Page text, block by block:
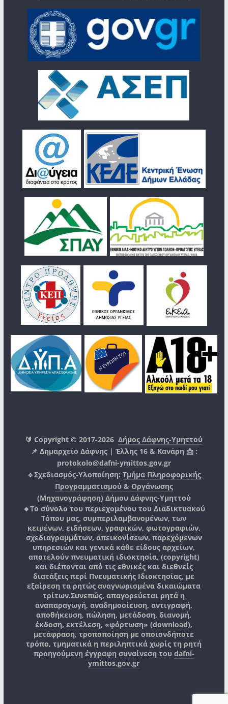
🔰 Copyright © 2017-2026Δήμος Δάφνης-Υμηττού
📌 Δημαρχείο Δάφνης | Έλλης 16 & Κανάρη 📩 :
protokolo@dafni-ymittos.gov.gr
🔹Σχεδιασμός-Υλοποίηση: Τμήμα Πληροφορικής
Προγραμματισμού & Οργάνωσης
(Μηχανογράφηση) Δήμου Δάφνης-Υμηττού
🔸Το σύνολο του περιεχομένου του Διαδικτυακού
Τόπου μας, συμπεριλαμβανομένων, των
κειμένων, ειδήσεων, γραφικών, φωτογραφιών,
σχεδιαγραμμάτων, απεικονίσεων, παρεχόμενων
υπηρεσιών και γενικά κάθε είδους αρχείων,
αποτελούν πνευματική ιδιοκτησία, (copyright)
και διέπονται από τις εθνικές και διεθνείς
διατάξεις περί Πνευματικής Ιδιοκτησίας, με
εξαίρεση τα ρητώς αναγνωρισμένα δικαιώματα
τρίτων.Συνεπώς, απαγορεύεται ρητά η
αναπαραγωγή, αναδημοσίευση, αντιγραφή,
αποθήκευση, πώληση, μετάδοση, διανομή,
έκδοση, εκτέλεση, «φόρτωση» (download),
μετάφραση, τροποποίηση με οποιονδήποτε
τρόπο, τμηματικά η περιληπτικά χωρίς τη ρητή
προηγούμενη έγγραφη συναίνεση του dafni-
ymittos.gov.gr